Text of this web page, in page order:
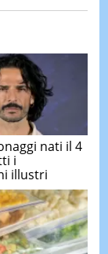
nati il 4
i
illustri